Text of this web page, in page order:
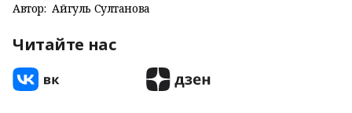
Автор: Айгуль Султанова
Читайте нас